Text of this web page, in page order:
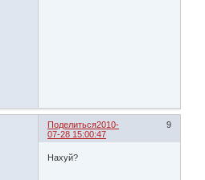
Поделиться 9
2010-
07-28 15:00:47
Нахуй?